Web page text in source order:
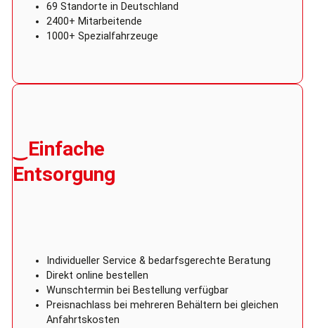
69 Standorte in Deutschland
2400+ Mitarbeitende
1000+ Spezialfahrzeuge
‿Einfache
Entsorgung
Individueller Service & bedarfsgerechte Beratung
Direkt online bestellen
Wunschtermin bei Bestellung verfügbar
Preisnachlass bei mehreren Behältern bei gleichen
Anfahrtskosten